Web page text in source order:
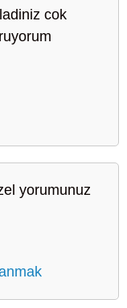
cok
yorumunuz